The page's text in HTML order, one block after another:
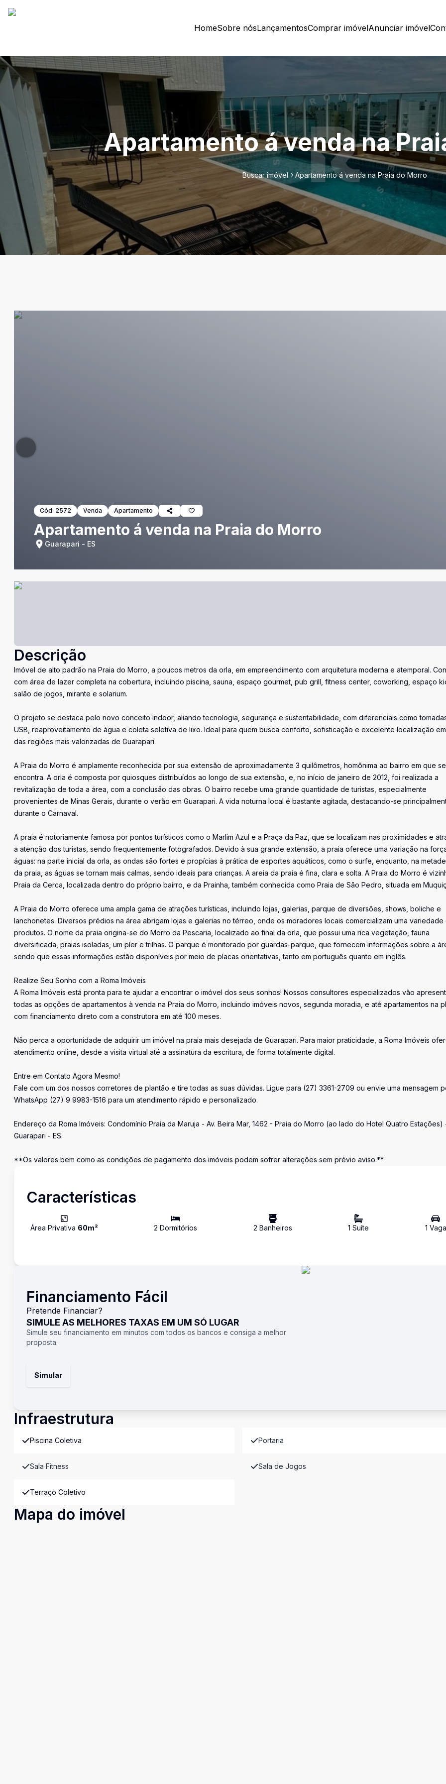
HomeSobre nósLançamentosComprar imóvelAnunciar imóvel
Apartamento á venda na
Buscar imóvel Apartamento á venda na Praia do Morro
Cód: 2572 Venda Apartamento
Apartamento á venda na Praia do Morro
Guarapari - ES
Descrição
Imóvel de alto padrão na Praia do Morro, a poucos metros da orla, em empreendimento com arquitetura moderna e atemporal.
com área de lazer completa na cobertura, incluindo piscina, sauna, espaço gourmet, pub grill, fitness center, coworking, espaço
salão de jogos, mirante e solarium.
O projeto se destaca pelo novo conceito indoor, aliando tecnologia, segurança e sustentabilidade, com diferenciais como
USB, reaproveitamento de água e coleta seletiva de lixo. Ideal para quem busca conforto, sofisticação e excelente localização
das regiões mais valorizadas de Guarapari.
A Praia do Morro é amplamente reconhecida por sua extensão de aproximadamente 3 quilômetros, homônima ao bairro em que se
encontra. A orla é composta por quiosques distribuídos ao longo de sua extensão, e, no início de janeiro de 2012, foi realizada a
revitalização de toda a área, com a conclusão das obras. O bairro recebe uma grande quantidade de turistas, especialmente
provenientes de Minas Gerais, durante o verão em Guarapari. A vida noturna local é bastante agitada, destacando-se
durante o Carnaval.
A praia é notoriamente famosa por pontos turísticos como o Marlim Azul e a Praça da Paz, que se localizam nas proximidades e
a atenção dos turistas, sendo frequentemente fotografados. Devido à sua grande extensão, a praia oferece uma variação na
águas: na parte inicial da orla, as ondas são fortes e propícias à prática de esportes aquáticos, como o surfe, enquanto, na
da praia, as águas se tornam mais calmas, sendo ideais para crianças. A areia da praia é fina, clara e solta. A Praia do Morro é
Praia da Cerca, localizada dentro do próprio bairro, e da Prainha, também conhecida como Praia de São Pedro, situada em
A Praia do Morro oferece uma ampla gama de atrações turísticas, incluindo lojas, galerias, parque de diversões, shows, boliche e
lanchonetes. Diversos prédios na área abrigam lojas e galerias no térreo, onde os moradores locais comercializam uma variedade
produtos. O nome da praia origina-se do Morro da Pescaria, localizado ao final da orla, que possui uma rica vegetação, fauna
diversificada, praias isoladas, um píer e trilhas. O parque é monitorado por guardas-parque, que fornecem informações sobre a
sendo que essas informações estão disponíveis por meio de placas orientativas, tanto em português quanto em inglês.
Realize Seu Sonho com a Roma Imóveis
A Roma Imóveis está pronta para te ajudar a encontrar o imóvel dos seus sonhos! Nossos consultores especializados vão
todas as opções de apartamentos à venda na Praia do Morro, incluindo imóveis novos, segunda moradia, e até apartamentos na
com financiamento direto com a construtora em até 100 meses.
Não perca a oportunidade de adquirir um imóvel na praia mais desejada de Guarapari. Para maior praticidade, a Roma Imóveis
atendimento online, desde a visita virtual até a assinatura da escritura, de forma totalmente digital.
Entre em Contato Agora Mesmo!
Fale com um dos nossos corretores de plantão e tire todas as suas dúvidas. Ligue para (27) 3361-2709 ou envie uma mensagem
WhatsApp (27) 9 9983-1516 para um atendimento rápido e personalizado.
Endereço da Roma Imóveis: Condomínio Praia da Maruja - Av. Beira Mar, 1462 - Praia do Morro (ao lado do Hotel Quatro Estações)
Guarapari - ES.
**Os valores bem como as condições de pagamento dos imóveis podem sofrer alterações sem prévio aviso.**
Características
Área Privativa 60m² 2 Dormitórios 2 Banheiros 1 Suíte 1 Vaga
Financiamento Fácil
Pretende Financiar?
SIMULE AS MELHORES TAXAS EM UM SÓ LUGAR
Simule seu financiamento em minutos com todos os bancos e consiga a melhor
proposta.
Simular
Infraestrutura
Piscina Coletiva Portaria
Sala Fitness Sala de Jogos
Terraço Coletivo
Mapa do imóvel